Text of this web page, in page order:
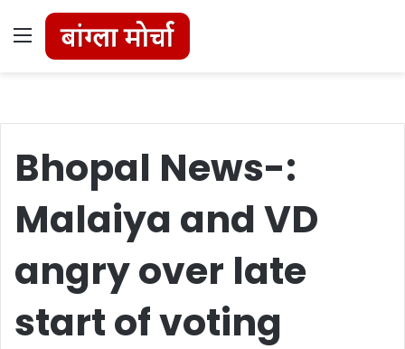
Menu
Bhopal News-:
Malaiya and VD
angry over late
start of voting